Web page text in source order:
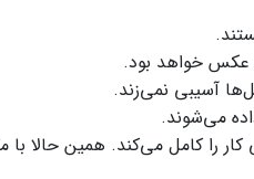
عکس خواهد بود.
آسیبی نمی‌زند.
می‌شوند.
را کامل می‌کند. همین حالا با